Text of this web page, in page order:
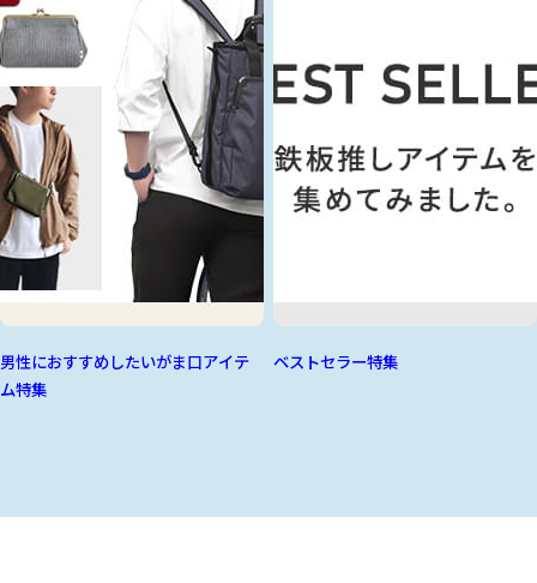
男性におすすめしたいがま口アイテ
ム特集
ベストセラー特集